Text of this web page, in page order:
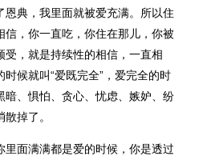
恩典，我里面就被爱充满。所以住
信，你一直吃，你住在那儿，你被
受，就是持续性的相信，一直相
候就叫“爱既完全”，爱完全的时
暗、惧怕、贪心、忧虑、嫉妒、纷
掉了。
里面满满都是爱的时候，你是透过